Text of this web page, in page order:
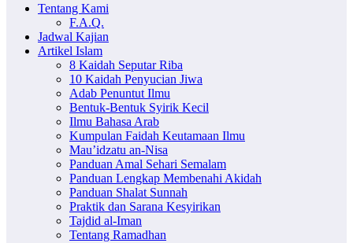
Tentang Kami
F.A.Q.
Jadwal Kajian
Artikel Islam
8 Kaidah Seputar Riba
10 Kaidah Penyucian Jiwa
Adab Penuntut Ilmu
Bentuk-Bentuk Syirik Kecil
Ilmu Bahasa Arab
Kumpulan Faidah Keutamaan Ilmu
Mau’idzatu an-Nisa
Panduan Amal Sehari Semalam
Panduan Lengkap Membenahi Akidah
Panduan Shalat Sunnah
Praktik dan Sarana Kesyirikan
Tajdid al-Iman
Tentang Ramadhan